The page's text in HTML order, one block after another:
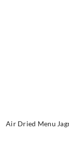
Air Dried Menu